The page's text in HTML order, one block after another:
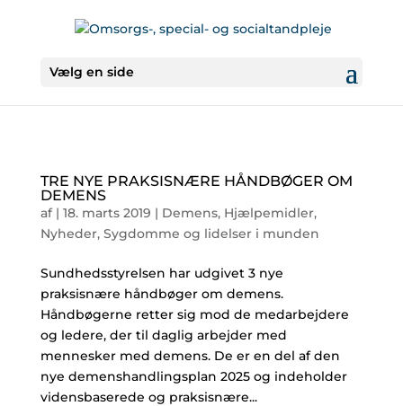
Vælg en side
TRE NYE PRAKSISNÆRE HÅNDBØGER OM
DEMENS
af | 18. marts 2019 | Demens, Hjælpemidler,
Nyheder, Sygdomme og lidelser i munden
Sundhedsstyrelsen har udgivet 3 nye
praksisnære håndbøger om demens.
Håndbøgerne retter sig mod de medarbejdere
og ledere, der til daglig arbejder med
mennesker med demens. De er en del af den
nye demenshandlingsplan 2025 og indeholder
vidensbaserede og praksisnære...